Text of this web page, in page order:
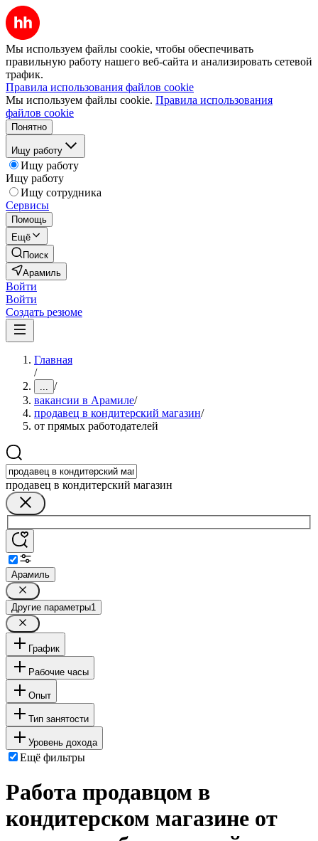
Мы используем файлы cookie, чтобы обеспечивать
правильную работу нашего веб-сайта и анализировать сетевой
трафик.
Правила использования файлов cookie
Мы используем файлы cookie. Правила использования
файлов cookie
Понятно
Ищу работу
Ищу работу
Ищу работу
Ищу сотрудника
Сервисы
Помощь
Ещё
Поиск
Арамиль
Войти
Войти
Создать резюме
Главная
/
... /
вакансии в Арамиле/
продавец в кондитерский магазин/
от прямых работодателей
продавец в кондитерский магазин
Арамиль
Другие параметры1
График
Рабочие часы
Опыт
Тип занятости
Уровень дохода
Ещё фильтры
Работа продавцом в
кондитерском магазине от